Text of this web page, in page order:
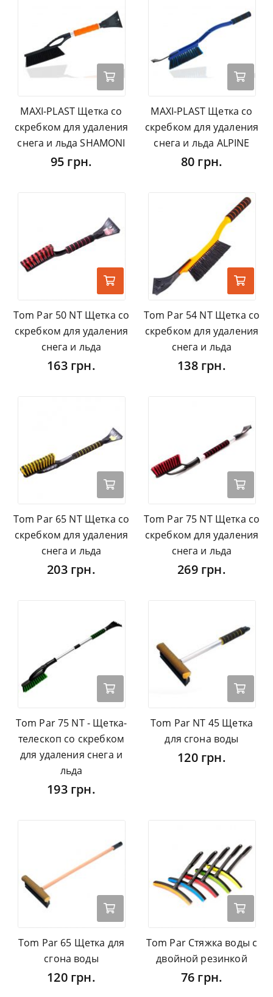
MAXI-PLAST Щетка со
скребком для удаления
снега и льда SHAMONI
95 грн.
MAXI-PLAST Щетка со
скребком для удаления
снега и льда ALPINE
80 грн.
Tom Par 50 NT Щетка со
скребком для удаления
снега и льда
163 грн.
Tom Par 54 NT Щетка со
скребком для удаления
снега и льда
138 грн.
Tom Par 65 NT Щетка со
скребком для удаления
снега и льда
203 грн.
Tom Par 75 NT Щетка со
скребком для удаления
снега и льда
269 грн.
Tom Par 75 NT - Щетка-
телескоп со скребком
для удаления снега и
льда
193 грн.
Tom Par NT 45 Щетка
для сгона воды
120 грн.
Tom Par 65 Щетка для
сгона воды
120 грн.
Tom Par Стяжка воды с
двойной резинкой
76 грн.